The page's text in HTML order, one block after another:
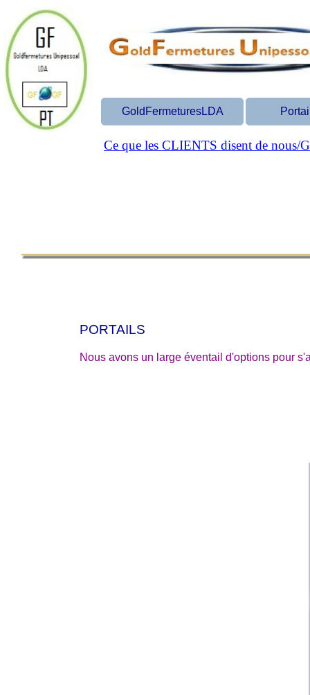
GoldFermeturesLDA
PORTAILS
Nous avons un large éventail d'options pour
Ce que les CLIENTS disent de nous/